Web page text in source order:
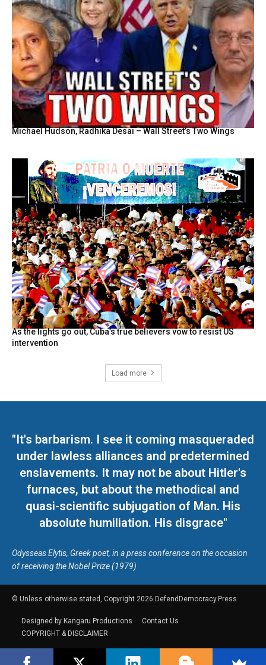
Michael Hudson, Radhika Desai – Wall Street’s Two Wings
As the lights go out, Cuba’s true believers vow to resist US
intervention
Load more
"It's barbarism. I see it coming masqueraded
under lawless alliances and predetermined
enslavements. It may not be about Hitler's
furnaces, but about the methodical and
quasi-scientific subjugation of Man. His
absolute humiliation. His disgrace"
Odysseas Elytis, Greek poet, in a press conference on the occasion
of receiving the Nobel Prize (1979)
© Unless otherwise stated, Copyright 2026 DefendDemocracy.Press
Designed by Kangaru Productions
Contact Us
COPYRIGHT & DISCLAIMER